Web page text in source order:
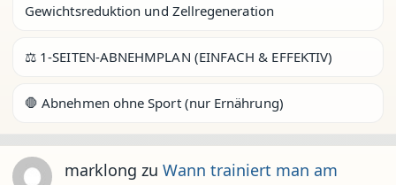
Gewichtsreduktion und Zellregeneration
⚖️ 1-SEITEN-ABNEHMPLAN (EINFACH & EFFEKTIV)
🛑 Abnehmen ohne Sport (nur Ernährung)
marklong zu Wann trainiert man am